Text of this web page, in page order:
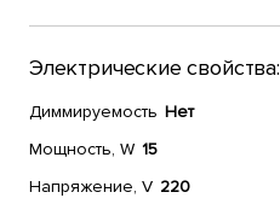
Электрические свойства:
Диммируемость Нет
Мощность, W 15
Напряжение, V 220